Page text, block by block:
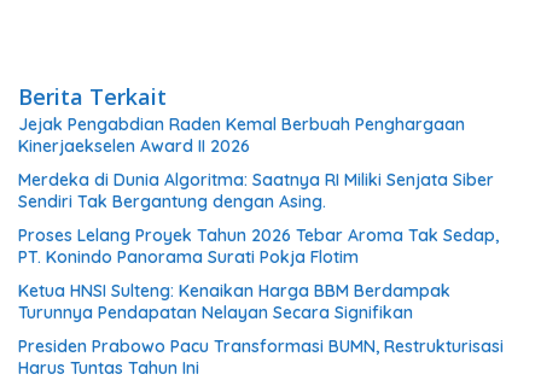
Berita Terkait
Jejak Pengabdian Raden Kemal Berbuah Penghargaan
Kinerjaekselen Award II 2026
Merdeka di Dunia Algoritma: Saatnya RI Miliki Senjata Siber
Sendiri Tak Bergantung dengan Asing.
Proses Lelang Proyek Tahun 2026 Tebar Aroma Tak Sedap,
PT. Konindo Panorama Surati Pokja Flotim
Ketua HNSI Sulteng: Kenaikan Harga BBM Berdampak
Turunnya Pendapatan Nelayan Secara Signifikan
Presiden Prabowo Pacu Transformasi BUMN, Restrukturisasi
Harus Tuntas Tahun Ini